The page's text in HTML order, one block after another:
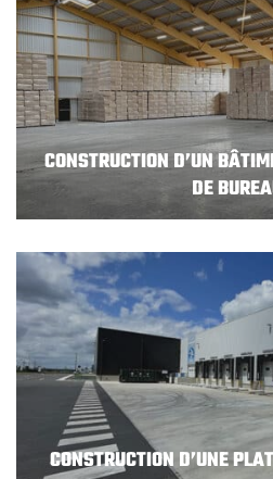
CONSTRUCTION D’UN
DE
CONSTRUCTION D’UNE